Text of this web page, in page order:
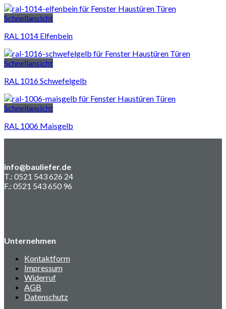
Schnellansicht
RAL 1014 Elfenbein
Schnellansicht
RAL 1016 Schwefelgelb
Schnellansicht
RAL 1006 Maisgelb
info@bauliefer.de
T.: 0521 543 626 24
F.: 0521 543 650 96
Unternehmen
Kontaktform
Impressum
Widerruf
AGB
Datenschutz